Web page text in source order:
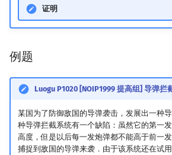
证明
例题
Luogu P1020 [NOIP1999 提高组] 导弹拦
某国为了防御敌国的导弹袭击，发展出一种
种导弹拦截系统有一个缺陷：虽然它的第一
高度，但是以后每一发炮弹都不能高于前一
捕捉到敌国的导弹来袭．由于该系统还在试